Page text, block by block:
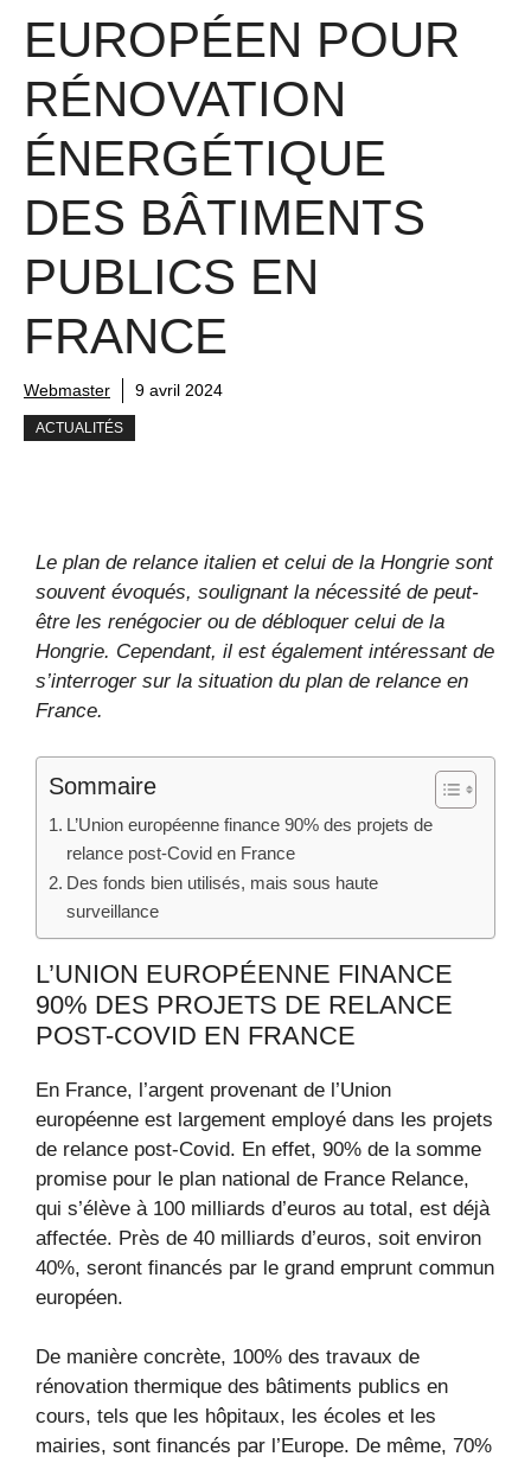
EUROPÉEN POUR
RÉNOVATION
ÉNERGÉTIQUE
DES BÂTIMENTS
PUBLICS EN
FRANCE
Webmaster 9 avril 2024
ACTUALITÉS
Le plan de relance italien et celui de la Hongrie sont
souvent évoqués, soulignant la nécessité de peut-
être les renégocier ou de débloquer celui de la
Hongrie. Cependant, il est également intéressant de
s’interroger sur la situation du plan de relance en
France.
Sommaire
L’Union européenne finance 90% des projets de
relance post-Covid en France
Des fonds bien utilisés, mais sous haute
surveillance
L’UNION EUROPÉENNE FINANCE
90% DES PROJETS DE RELANCE
POST-COVID EN FRANCE
En France, l’argent provenant de l’Union
européenne est largement employé dans les projets
de relance post-Covid. En effet, 90% de la somme
promise pour le plan national de France Relance,
qui s’élève à 100 milliards d’euros au total, est déjà
affectée. Près de 40 milliards d’euros, soit environ
40%, seront financés par le grand emprunt commun
européen.
De manière concrète, 100% des travaux de
rénovation thermique des bâtiments publics en
cours, tels que les hôpitaux, les écoles et les
mairies, sont financés par l’Europe. De même, 70%